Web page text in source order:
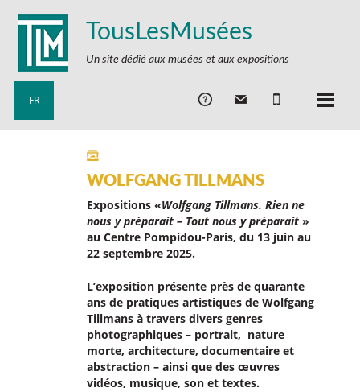
TousLesMusées
Un site dédié aux musées et aux expositions
FR
WOLFGANG TILLMANS
Expositions «Wolfgang Tillmans. Rien ne
nous y préparait – Tout nous y préparait »
au Centre Pompidou-Paris, du 13 juin au
22 septembre 2025.
L’exposition présente près de quarante
ans de pratiques artistiques de Wolfgang
Tillmans à travers divers genres
photographiques – portrait, nature
morte, architecture, documentaire et
abstraction – ainsi que des œuvres
vidéos, musique, son et textes.